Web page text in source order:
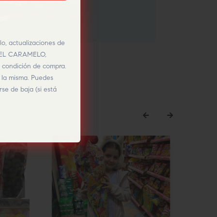
actualizaciones de
CARAMELO,
de compra.
misma. Puedes
de baja (si está